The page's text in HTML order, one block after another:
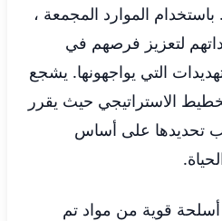
الموارد المجمعة ،
لتعزيز فرصهم في
التي يواجهونها. يشجع
الاستراتيجي حيث يقرر
تحديدها على أساس
قوية من مواد تم